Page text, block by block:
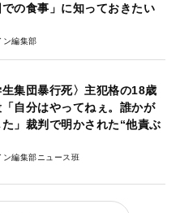
の食事」に知っておきたい
ン編集部
生集団暴行死〉主犯格の18歳
自分はやってねぇ。誰かが
た」裁判で明かされた“他責ぶ
ン編集部ニュース班